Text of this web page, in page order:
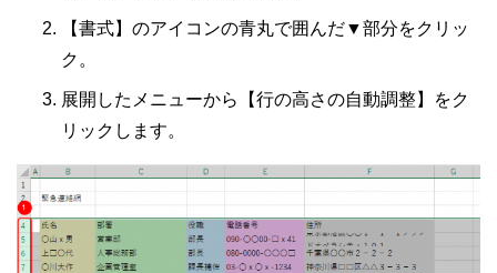
【書式】のアイコンの青丸で囲んだ▼部分をクリッ
ク。
展開したメニューから【行の高さの自動調整】をク
リックします。